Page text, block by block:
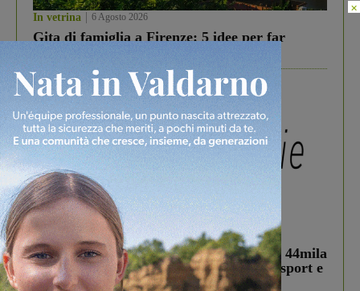
In vetrina 6 Agosto 2026
Gita di famiglia a Firenze: 5 idee per far
In vetrina 3 Agosto 2026
Estra Notizie agosto: Smart Cities, oltre 44mila
studenti coinvolti, torna il bando per lo sport e
debutta il podcast Estrair
×